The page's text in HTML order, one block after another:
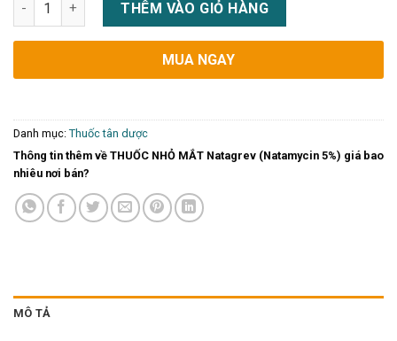
THÊM VÀO GIỎ HÀNG
MUA NGAY
Danh mục: Thuốc tân dược
Thông tin thêm về THUỐC NHỎ MẮT Natagrev (Natamycin 5%) giá bao
nhiêu nơi bán?
MÔ TẢ